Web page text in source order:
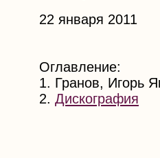
22 января 2011
Оглавление:
1. Гранов, Игорь
2. Дискография